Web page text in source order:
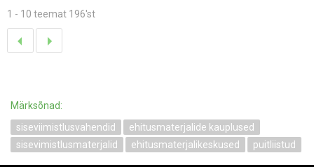
1 - 10 teemat 196'st
Märksõnad:
siseviimistlusvahendid
ehitusmaterjalide kauplused
sisevimistlusmaterjalid
ehitusmaterjalikeskused puitliistud